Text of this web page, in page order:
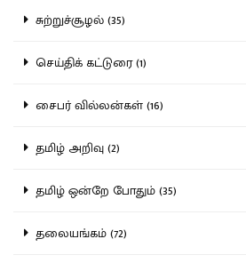
சுற்றுச்சூழல் (35)
செய்திக் கட்டுரை (1)
சைபர் வில்லன்கள் (16)
தமிழ் அறிவு (2)
தமிழ் ஒன்றே போதும் (35)
தலையங்கம் (72)